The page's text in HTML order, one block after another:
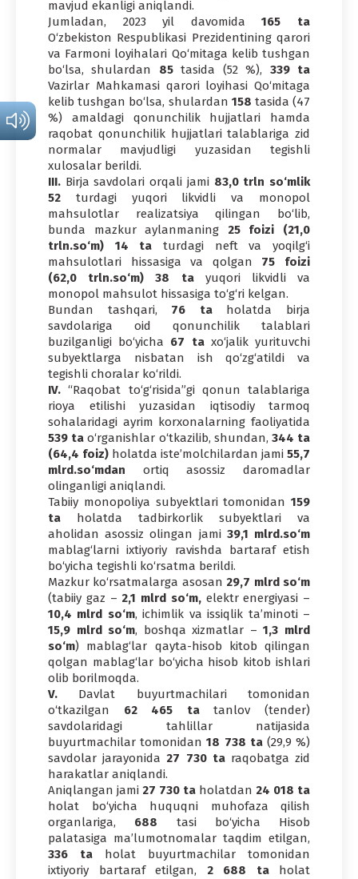
mavjud ekanligi aniqlandi.
Jumladan, 2023 yil davomida165 ta
O‘zbekiston Respublikasi Prezidentining qarori
va Farmoni loyihalari Qo‘mitaga kelib tushgan
bo‘lsa, shulardan 85tasida (52 %), 339 ta
Vazirlar Mahkamasi qarori loyihasi Qo‘mitaga
kelib tushgan bo‘lsa, shulardan 158 tasida (47
%) amaldagi qonunchilik hujjatlari hamda
raqobat qonunchilik hujjatlari talablariga zid
normalar mavjudligi yuzasidan tegishli
xulosalar berildi.
III. Birja savdolari orqali jami 83,0 trln so‘mlik
52 turdagi yuqori likvidli va monopol
mahsulotlar realizatsiya qilingan bo‘lib,
bunda mazkur aylanmaning 25 foizi (21,0
trln.so‘m) 14 ta turdagi neft va yoqilg‘i
mahsulotlari hissasiga va qolgan 75 foizi
(62,0 trln.so‘m) 38 tayuqori likvidli va
monopol mahsulot hissasiga to‘g‘ri kelgan.
Bundan tashqari, 76 taholatda birja
savdolariga oid qonunchilik talablari
buzilganligi bo‘yicha 67 taxo‘jalik yurituvchi
subyektlarga nisbatan ish qo‘zg‘atildi va
tegishli choralar ko‘rildi.
IV. “Raqobat to‘g‘risida”gi qonun talablariga
rioya etilishi yuzasidan iqtisodiy tarmoq
sohalaridagi ayrim korxonalarning faoliyatida
539 ta o‘rganishlar o‘tkazilib, shundan, 344 ta
(64,4 foiz) holatda iste’molchilardan jami 55,7
mlrd.so‘mdan ortiq asossiz daromadlar
olinganligi aniqlandi.
Tabiiy monopoliya subyektlari tomonidan 159
ta holatda tadbirkorlik subyektlari va
aholidan asossiz olingan jami 39,1 mlrd.so‘m
mablag‘larni ixtiyoriy ravishda bartaraf etish
bo‘yicha tegishli ko‘rsatma berildi.
Mazkur ko‘rsatmalarga asosan 29,7 mlrd so‘m
(tabiiy gaz – 2,1 mlrd so‘m,elektr energiyasi –
10,4 mlrd so‘m, ichimlik va issiqlik ta’minoti –
15,9 mlrd so‘m, boshqa xizmatlar –1,3 mlrd
so‘m) mablag‘lar qayta-hisob kitob qilingan
qolgan mablag‘lar bo‘yicha hisob kitob ishlari
olib borilmoqda.
V. Davlat buyurtmachilari tomonidan
o‘tkazilgan 62 465 tatanlov (tender)
savdolaridagi tahlillar natijasida
buyurtmachilar tomonidan18 738 ta (29,9 %)
savdolar jarayonida 27 730 taraqobatga zid
harakatlar aniqlandi.
Aniqlangan jami 27 730 ta holatdan 24 018 ta
holat bo‘yicha huquqni muhofaza qilish
organlariga, 688 tasi bo‘yicha Hisob
palatasiga ma’lumotnomalar taqdim etilgan,
336 ta holat buyurtmachilar tomonidan
ixtiyoriy bartaraf etilgan, 2 688 taholat